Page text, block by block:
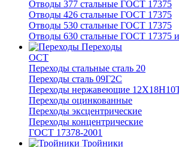
Отводы 377 стальные ГОСТ 17375
Отводы 426 стальные ГОСТ 17375
Отводы 530 стальные ГОСТ 17375
Отводы 630 стальные ГОСТ 17375
Переходы
ОСТ
Переходы стальные сталь 20
Переходы сталь 09Г2С
Переходы нержавеющие
Переходы оцинкованные
Переходы эксцентрические
Переходы концентрические
ГОСТ 17378-2001
Тройники